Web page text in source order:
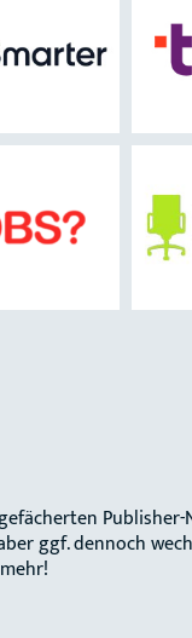
Publisher-
ggf. dennoch